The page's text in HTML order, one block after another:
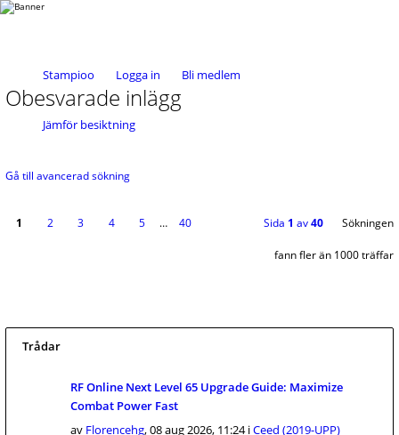
Stampioo Logga in Bli medlem
Jämför besiktning
Obesvarade inlägg
Gå till avancerad sökning
1 2 3 4 5 … 40 Sida 1 av40 Sökningen
fann fler än 1000 träffar
Trådar
RF Online Next Level 65 Upgrade Guide: Maximize
Combat Power Fast
av Florencehg,08 aug 2026, 11:24iCeed (2019-UPP)